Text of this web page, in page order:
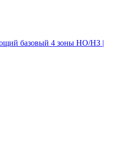
базовый 4 зоны НО/НЗ |